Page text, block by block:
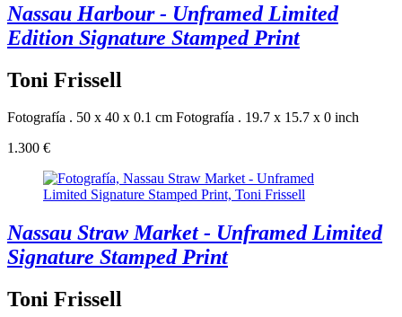
Nassau Harbour - Unframed Limited
Edition Signature Stamped Print
Toni Frissell
Fotografía . 50 x 40 x 0.1 cm Fotografía . 19.7 x 15.7 x 0 inch
1.300 €
Nassau Straw Market - Unframed Limited
Signature Stamped Print
Toni Frissell